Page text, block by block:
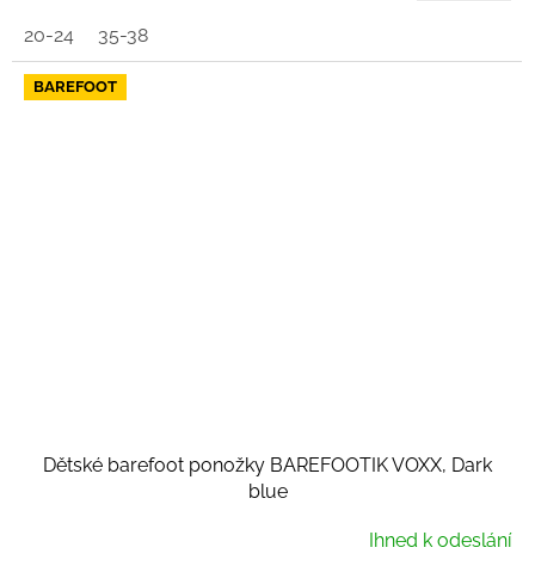
20-24 35-38
BAREFOOT
Dětské barefoot ponožky BAREFOOTIK VOXX, Dark
blue
Ihned k odeslání